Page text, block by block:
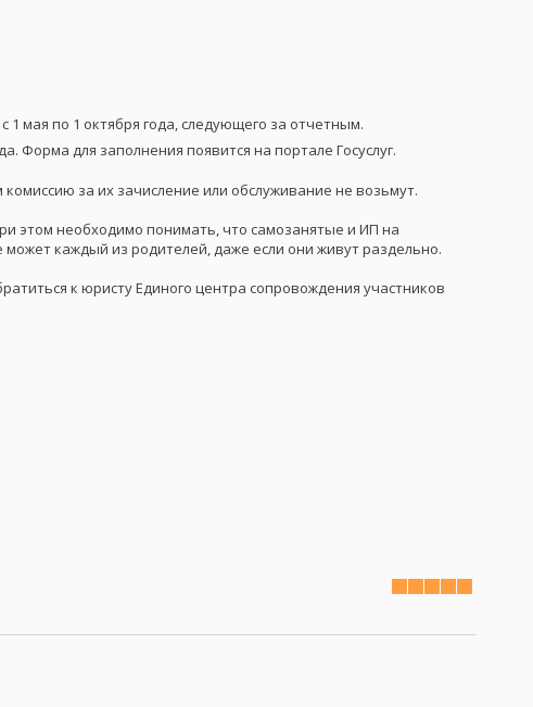
мая по 1 октября года, следующего за отчетным.
Форма для заполнения появится на портале Госуслуг.
за их зачисление или обслуживание не возьмут.
этом необходимо понимать, что самозанятые и ИП на
каждый из родителей, даже если они живут раздельно.
к юристу Единого центра сопровождения участников